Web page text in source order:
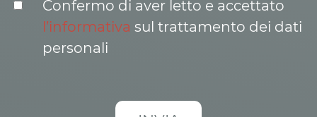
Confermo di aver letto e accettato
l’informativa sul trattamento dei dati
personali